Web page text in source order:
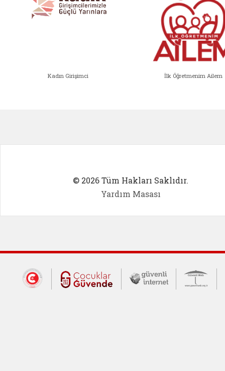
Kadın Girişimci İlk Öğretmenim Ailem
© 2026 Tüm Hakları Saklıdır.
Yardım Masası
Dış Bağlantılar
Cumhurbaşkanlığı İletişim Merkezi
Çocuklar Güvende (yeni
Güvenli